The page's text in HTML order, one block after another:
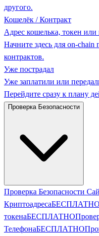
другого.
Кошелёк / Контракт
Адрес кошелька, токен или
Начните здесь для on-chain
контрактов.
Уже пострадал
Уже заплатили или
Перейдите сразу к плану
Проверка Безопасности
Проверка Безопасности
КриптоадресаБЕСПЛАТНО
токенаБЕСПЛАТНО
ТелефонаБЕСПЛАТНО